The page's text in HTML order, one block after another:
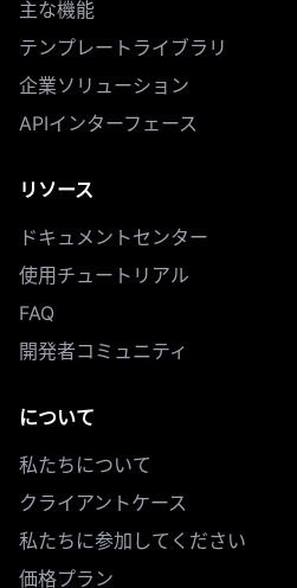
主な機能
テンプレートライブラリ
企業ソリューション
APIインターフェース
リソース
ドキュメントセンター
使用チュートリアル
FAQ
開発者コミュニティ
について
私たちについて
クライアントケース
私たちに参加してください
価格プラン